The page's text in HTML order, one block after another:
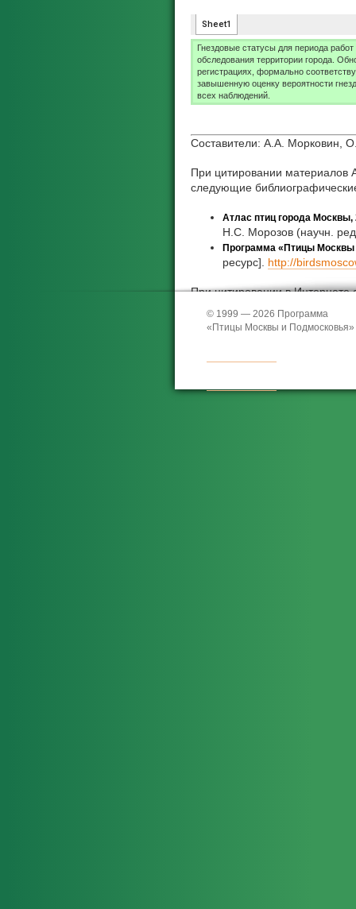
Гнездовые статусы для периода
обследования территории города.
регистрациях, формально
завышенную оценку вероятности
всех наблюдений.
Составители: А.А. Морковин,
При цитировании материалов
следующие
Атлас птиц города Москвы,
Н.С. Морозов (научн.
Программа «Птицы Москвы
ресурс]. http://
При цитировании в Интернете
По всем вопросам,
© 1999 — 2026 Программа
«Птицы Москвы и Подмосковья»